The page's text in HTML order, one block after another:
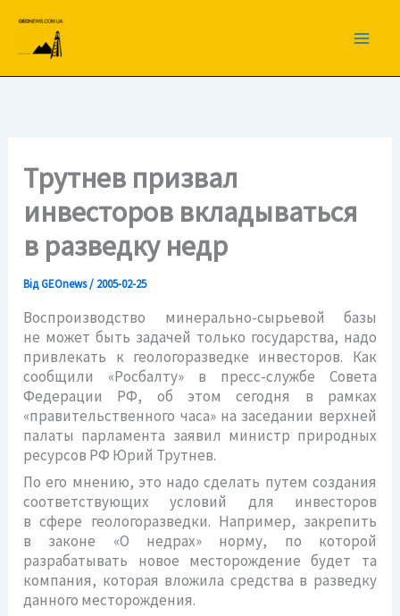
вмісту
Трутнев призвал
инвесторов вкладываться
в разведку недр
ВідGEOnews/ 2005-02-25
Воспроизводство минерально-сырьевой базы
не может быть задачей только государства, надо
привлекать к геологоразведке инвесторов. Как
сообщили «Росбалту» в пресс-службе Совета
Федерации РФ, об этом сегодня в рамках
«правительственного часа» на заседании верхней
палаты парламента заявил министр природных
ресурсов РФ Юрий Трутнев.
По его мнению, это надо сделать путем создания
соответствующих условий для инвесторов
в сфере геологоразведки. Например, закрепить
в законе «О недрах» норму, по которой
разрабатывать новое месторождение будет та
компания, которая вложила средства в разведку
данного месторождения.